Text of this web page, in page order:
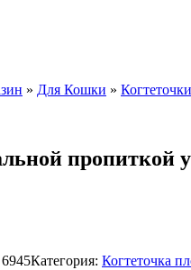
» Для Кошки »
пропиткой
6945Категория: Когтеточка